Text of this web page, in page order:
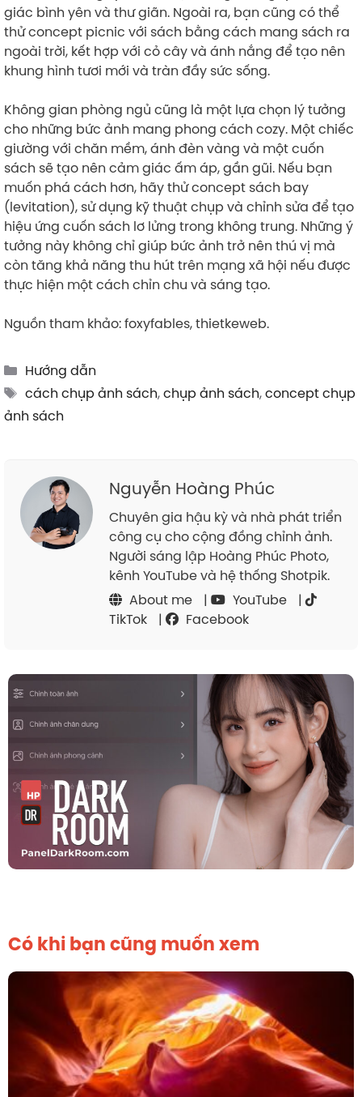
giác bình yên và thư giãn. Ngoài ra, bạn cũng có thể
thử concept picnic với sách bằng cách mang sách ra
ngoài trời, kết hợp với cỏ cây và ánh nắng để tạo nên
khung hình tươi mới và tràn đầy sức sống.
Không gian phòng ngủ cũng là một lựa chọn lý tưởng
cho những bức ảnh mang phong cách cozy. Một chiếc
giường với chăn mềm, ánh đèn vàng và một cuốn
sách sẽ tạo nên cảm giác ấm áp, gần gũi. Nếu bạn
muốn phá cách hơn, hãy thử concept sách bay
(levitation), sử dụng kỹ thuật chụp và chỉnh sửa để tạo
hiệu ứng cuốn sách lơ lửng trong không trung. Những ý
tưởng này không chỉ giúp bức ảnh trở nên thú vị mà
còn tăng khả năng thu hút trên mạng xã hội nếu được
thực hiện một cách chỉn chu và sáng tạo.
Nguồn tham khảo: foxyfables, thietkeweb.
Categories
Hướng dẫn
Tags
cách chụp ảnh sách,chụp ảnh sách,concept chụp
ảnh sách
Nguyễn Hoàng Phúc
Chuyên gia hậu kỳ và nhà phát triển
công cụ cho cộng đồng chỉnh ảnh.
Người sáng lập Hoàng Phúc Photo,
kênh YouTube và hệ thống Shotpik.
About me
| YouTube
|
TikTok
| Facebook
Có khi bạn cũng muốn xem